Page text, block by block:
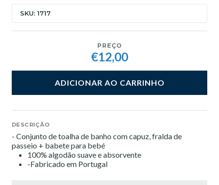
SKU: 1717
PREÇO
€12,00
ADICIONAR AO CARRINHO
DESCRIÇÃO
- Conjunto de toalha de banho com capuz, fralda de
passeio + babete para bebé
100% algodão suave e absorvente
-Fabricado em Portugal